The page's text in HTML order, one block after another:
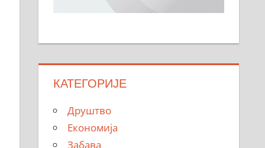
КАТЕГОРИЈЕ
Друштво
Економија
Забава